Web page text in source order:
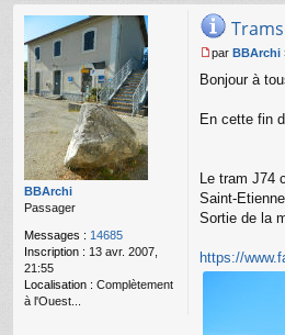
s
BBArchi
Passager
Messages : 14685
Inscription : 13 avr. 2007,
21:55
Localisation : Complètement
à l'Ouest...
e
s
n
o
n
par BBArchi
Bonjour à
En cette fin
Le tram J74
Saint-
Sortie de la
https://